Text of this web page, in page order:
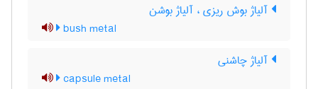
آلیاژ بوش ریزی ، آلیاژ بوشن
bush metal
آلیاژ چاشنی
capsule metal